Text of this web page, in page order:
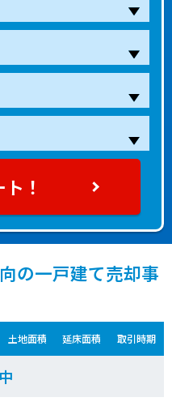
！
の一戸建て売却事
土地面積 延床面積 取引時期